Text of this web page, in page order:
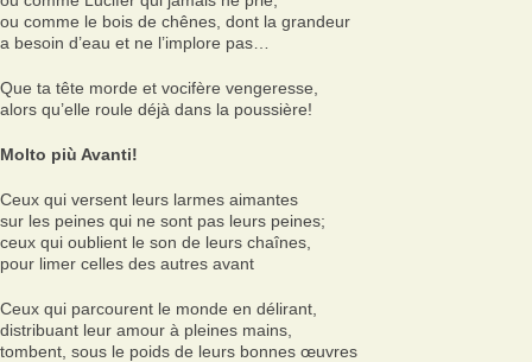
ou comme le bois de chênes, dont la grandeur
a besoin d’eau et ne l’implore pas…
Que ta tête morde et vocifère vengeresse,
alors qu’elle roule déjà dans la poussière!
Molto più Avanti!
Ceux qui versent leurs larmes aimantes
sur les peines qui ne sont pas leurs peines;
ceux qui oublient le son de leurs chaînes,
pour limer celles des autres avant
Ceux qui parcourent le monde en délirant,
distribuant leur amour à pleines mains,
tombent, sous le poids de leurs bonnes œuvres